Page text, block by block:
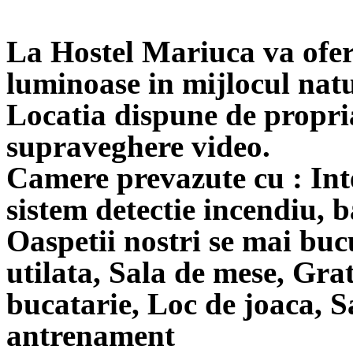
La Hostel Mariuca va
luminoase in mijlocul
Locatia dispune de
supraveghere video.
Camere prevazute cu :
sistem detectie incendiu,
Oaspetii nostri se mai
utilata, Sala de mese,
bucatarie, Loc de joaca,
antrenament